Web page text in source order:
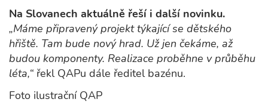
Na Slovanech aktuálně řeší i další novinku.
„Máme připravený projekt týkající se dětského
hřiště. Tam bude nový hrad. Už jen čekáme, až
budou komponenty. Realizace proběhne v průběhu
léta,“ řekl QAPu dále ředitel bazénu.
Foto ilustrační QAP